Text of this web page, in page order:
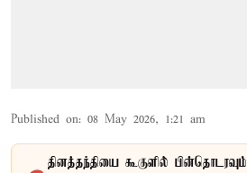
Published on: 08 May 2026, 1:21 am
தினத்தந்தியை கூகுளில் பின்தொடரவும்